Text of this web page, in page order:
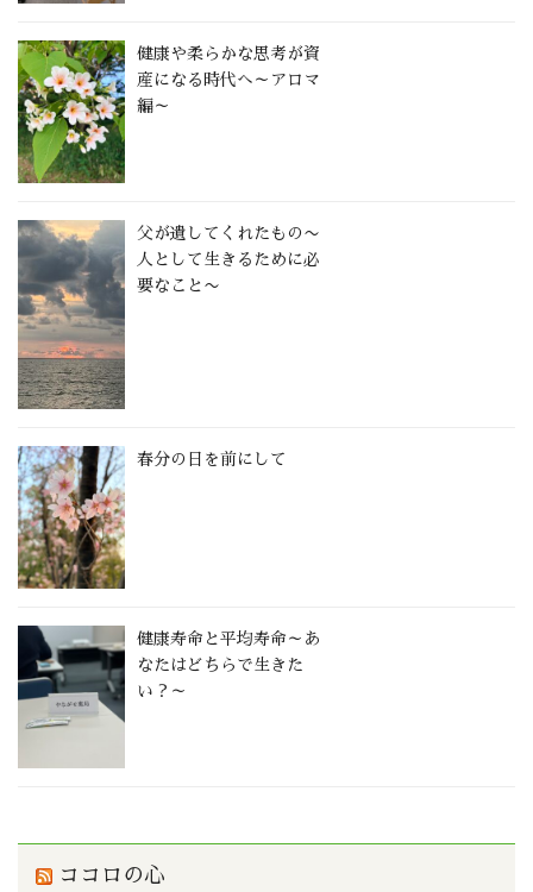
健康や柔らかな思考が資
産になる時代へ～アロマ
編～
父が遺してくれたもの〜
人として生きるために必
要なこと〜
春分の日を前にして
健康寿命と平均寿命～あ
なたはどちらで生きた
い？～
ココロの心